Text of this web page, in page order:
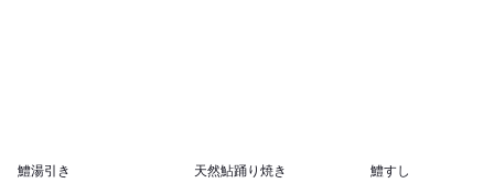
鱧湯引き 天然鮎踊り焼き 鱧すし